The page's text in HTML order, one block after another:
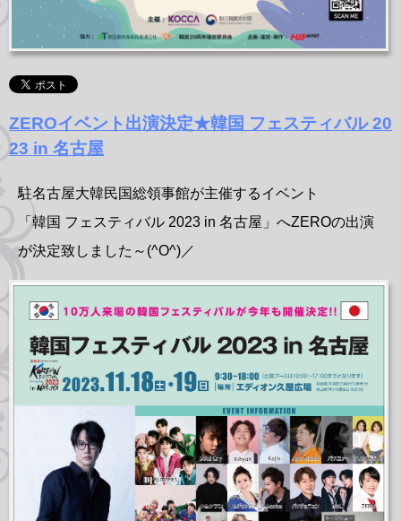
ZEROイベント出演決定★韓国 フェスティバル 20
23 in 名古屋
駐名古屋大韓民国総領事館が主催するイベント
「韓国 フェスティバル 2023 in 名古屋」へZEROの出演
が決定致しました～(^O^)／